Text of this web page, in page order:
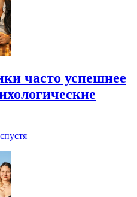
часто успешнее